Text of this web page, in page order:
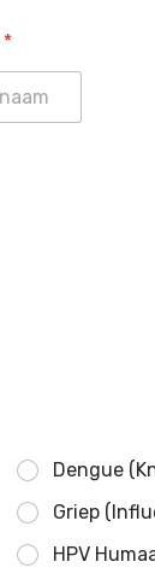
*
Dengue
Griep
HPV